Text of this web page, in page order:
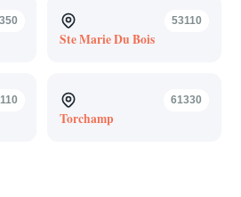
53110
Ste Marie Du Bois
61330
Torchamp